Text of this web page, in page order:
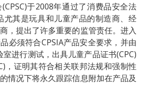
于2008年通过了消费品安全法
尤其是玩具和儿童产品的制造商、经
，提出了许多重要的监管责任。进入
必须符合CPSIA产品安全要求，并由
室进行测试，出具儿童产品证书(CPC)
，证明其符合相关联邦法规和强制性
情况下将永久跟踪信息附加在产品及